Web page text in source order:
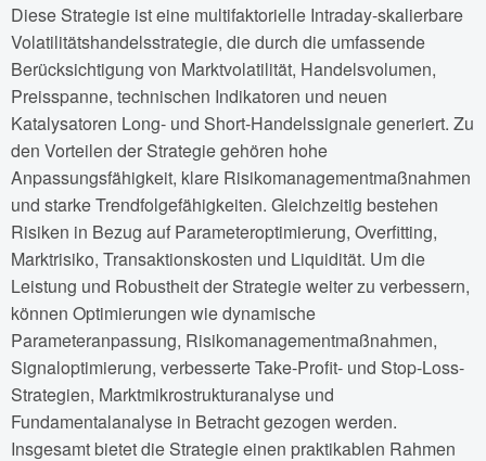
Diese Strategie ist eine multifaktorielle Intraday-skalierbare
Volatilitätshandelsstrategie, die durch die umfassende
Berücksichtigung von Marktvolatilität, Handelsvolumen,
Preisspanne, technischen Indikatoren und neuen
Katalysatoren Long- und Short-Handelssignale generiert. Zu
den Vorteilen der Strategie gehören hohe
Anpassungsfähigkeit, klare Risikomanagementmaßnahmen
und starke Trendfolgefähigkeiten. Gleichzeitig bestehen
Risiken in Bezug auf Parameteroptimierung, Overfitting,
Marktrisiko, Transaktionskosten und Liquidität. Um die
Leistung und Robustheit der Strategie weiter zu verbessern,
können Optimierungen wie dynamische
Parameteranpassung, Risikomanagementmaßnahmen,
Signaloptimierung, verbesserte Take-Profit- und Stop-Loss-
Strategien, Marktmikrostrukturanalyse und
Fundamentalanalyse in Betracht gezogen werden.
Insgesamt bietet die Strategie einen praktikablen Rahmen